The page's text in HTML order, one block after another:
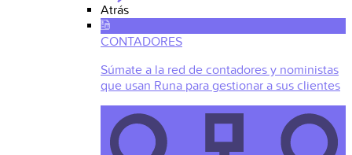
Atrás
CONTADORES
Súmate a la red de contadores y noministas
que usan Runa para gestionar a sus clientes